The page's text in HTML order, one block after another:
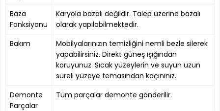
Baza
Fonksiyonu
Karyola bazalı değildir. Talep üzerine bazalı
olarak yapılabilmektedir.
Bakım
Mobilyalarınızın temizliğini nemli bezle silerek
yapabilirsiniz. Direkt güneş ışığından
koruyunuz. Sıcak yüzeylerin ve suyun uzun
süreli yüzeye temasından kaçınınız.
Demonte
Parçalar
Tüm parçalar demonte gönderilir.